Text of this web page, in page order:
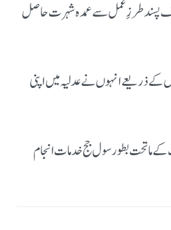
پسند طرزِ عمل سے عمدہ شہرت حاصل
کے ذریعے انہوں نے عدلیہ میں اپنی
ماتحت بطور سول جج خدمات انجام